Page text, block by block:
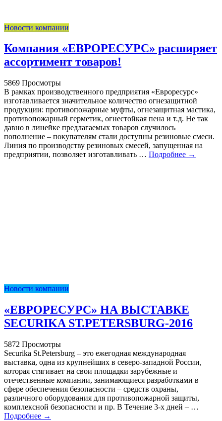
Новости компании
Компания «ЕВРОРЕСУРС» расширяет
ассортимент товаров!
5869 Просмотры
В рамках производственного предприятия «Евроресурс»
изготавливается значительное количество огнезащитной
продукции: противопожарные муфты, огнезащитная мастика,
противопожарный герметик, огнестойкая пена и т.д. Не так
давно в линейке предлагаемых товаров случилось
пополнение – покупателям стали доступны резиновые смеси.
Линия по производству резиновых смесей, запущенная на
предприятии, позволяет изготавливать … Подробнее →
Новости компании
«ЕВРОРЕСУРС» НА ВЫСТАВКЕ
SECURIKA ST.PETERSBURG-2016
5872 Просмотры
Securika St.Petersburg – это ежегодная международная
выставка, одна из крупнейших в северо-западной России,
которая стягивает на свои площадки зарубежные и
отечественные компании, занимающиеся разработками в
сфере обеспечения безопасности – средств охраны,
различного оборудования для противопожарной защиты,
комплексной безопасности и пр. В Течение 3-х дней – …
Подробнее →